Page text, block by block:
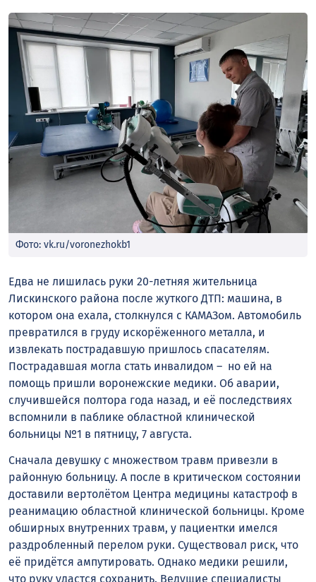
Фото: vk.ru/voronezhokb1
Едва не лишилась руки 20-летняя жительница
Лискинского района после жуткого ДТП: машина, в
котором она ехала, столкнулся с КАМАЗом. Автомобиль
превратился в груду искорёженного металла, и
извлекать пострадавшую пришлось спасателям.
Пострадавшая могла стать инвалидом – но ей на
помощь пришли воронежские медики. Об аварии,
случившейся полтора года назад, и её последствиях
вспомнили в паблике областной клинической
больницы №1 в пятницу, 7 августа.
Сначала девушку с множеством травм привезли в
районную больницу. А после в критическом состоянии
доставили вертолётом Центра медицины катастроф в
реанимацию областной клинической больницы. Кроме
обширных внутренних травм, у пациентки имелся
раздробленный перелом руки. Существовал риск, что
её придётся ампутировать. Однако медики решили,
что руку удастся сохранить. Ведущие специалисты